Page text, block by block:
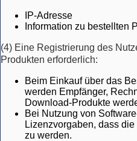
IP-Adresse
Information zu bestellten
(4) Eine Registrierung des
Produkten erforderlich:
Beim Einkauf über das
werden Empfänger,
Download-Produkte
Bei Nutzung von
Lizenzvorgaben, dass
zu werden.